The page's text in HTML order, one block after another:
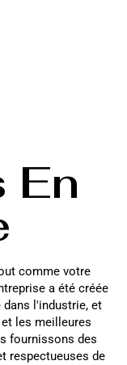
En
comme votre
a été créée
dans l'industrie, et
les meilleures
fournissons des
respectueuses de